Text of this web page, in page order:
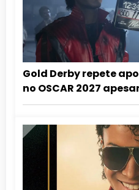
Gold Derby repete
no OSCAR 2027
”grandioso demais